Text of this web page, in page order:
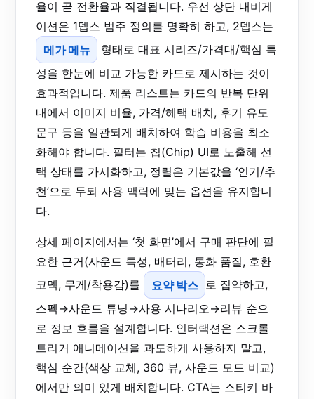
율이 곧 전환율과 직결됩니다. 우선 상단 내비게
이션은 1뎁스 범주 정의를 명확히 하고, 2뎁스는
메가 메뉴
형태로 대표 시리즈/가격대/핵심 특
성을 한눈에 비교 가능한 카드로 제시하는 것이
효과적입니다. 제품 리스트는 카드의 반복 단위
내에서 이미지 비율, 가격/혜택 배치, 후기 유도
문구 등을 일관되게 배치하여 학습 비용을 최소
화해야 합니다. 필터는 칩(Chip) UI로 노출해 선
택 상태를 가시화하고, 정렬은 기본값을 ‘인기/추
천’으로 두되 사용 맥락에 맞는 옵션을 유지합니
다.
상세 페이지에서는 ‘첫 화면’에서 구매 판단에 필
요한 근거(사운드 특성, 배터리, 통화 품질, 호환
코덱, 무게/착용감)를
요약 박스 로 집약하고,
스펙→사운드 튜닝→사용 시나리오→리뷰 순으
로 정보 흐름을 설계합니다. 인터랙션은 스크롤
트리거 애니메이션을 과도하게 사용하지 말고,
핵심 순간(색상 교체, 360 뷰, 사운드 모드 비교)
에서만 의미 있게 배치합니다. CTA는 스티키 바